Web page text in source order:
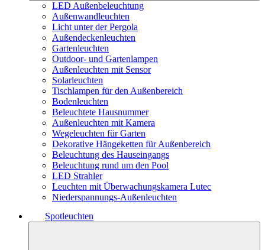
LED Außenbeleuchtung
Außenwandleuchten
Licht unter der Pergola
Außendeckenleuchten
Gartenleuchten
Outdoor- und Gartenlampen
Außenleuchten mit Sensor
Solarleuchten
Tischlampen für den Außenbereich
Bodenleuchten
Beleuchtete Hausnummer
Außenleuchten mit Kamera
Wegeleuchten für Garten
Dekorative Hängeketten für Außenbereich
Beleuchtung des Hauseingangs
Beleuchtung rund um den Pool
LED Strahler
Leuchten mit Überwachungskamera Lutec
Niederspannungs-Außenleuchten
Spotleuchten